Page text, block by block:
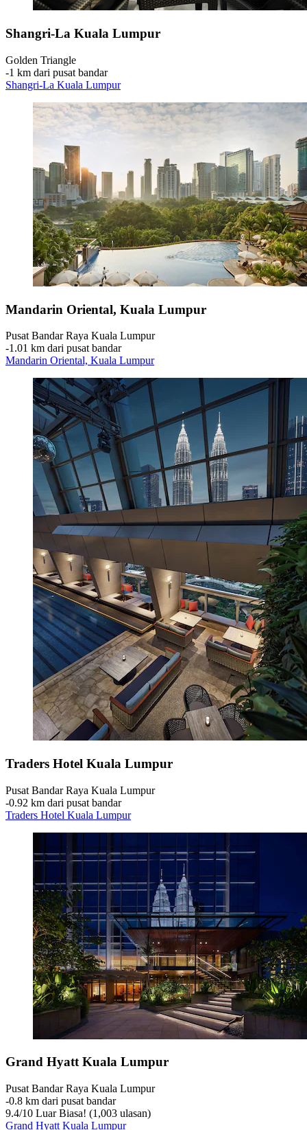
Shangri-La Kuala Lumpur
Golden Triangle
‐1 km dari pusat bandar
Shangri-La Kuala Lumpur
Mandarin Oriental, Kuala Lumpur
Pusat Bandar Raya Kuala Lumpur
‐1.01 km dari pusat bandar
Mandarin Oriental, Kuala Lumpur
Traders Hotel Kuala Lumpur
Pusat Bandar Raya Kuala Lumpur
‐0.92 km dari pusat bandar
Traders Hotel Kuala Lumpur
Grand Hyatt Kuala Lumpur
Pusat Bandar Raya Kuala Lumpur
‐0.8 km dari pusat bandar
9.4/10 Luar Biasa! (1,003 ulasan)
Grand Hyatt Kuala Lumpur